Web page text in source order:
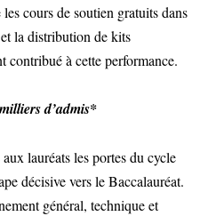
cours de soutien gratuits dans
la distribution de kits
contribué à cette performance.
d’admis*
lauréats les portes du cycle
décisive vers le Baccalauréat.
général, technique et